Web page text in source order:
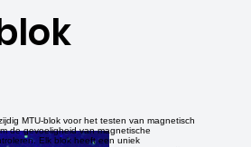
MTU-blok voor het testen van magnetisch
de gevoeligheid van magnetische
Elk blok heeft een uniek